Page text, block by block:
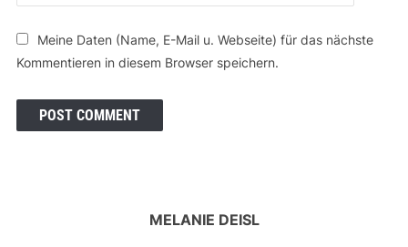
Meine Daten (Name, E-Mail u. Webseite) für das nächste
Kommentieren in diesem Browser speichern.
MELANIE DEISL